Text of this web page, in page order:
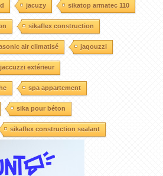
jacuzy sikatop armatec 110
sikaflex construction
air climatisé jaqouzzi
jaccuzzi extérieur
spa appartement
sika pour béton
sikaflex construction sealant